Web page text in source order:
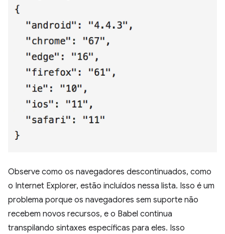
Observe como os navegadores descontinuados, como
o Internet Explorer, estão incluídos nessa lista. Isso é um
problema porque os navegadores sem suporte não
recebem novos recursos, e o Babel continua
transpilando sintaxes específicas para eles. Isso